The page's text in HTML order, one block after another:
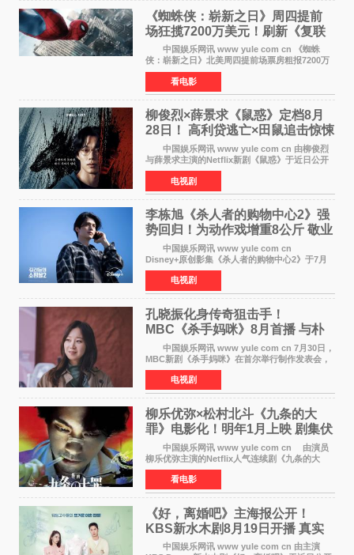
《蜘蛛侠：崭新之日》周四提前
场狂揽7200万美元！刷新《复联
4》保持影史纪录
中国娱乐网讯 www yule com cn 《蜘蛛
侠：崭新之日》北美周四提前场票房粗报7200万
美元，创下影史单片北美提前场票房新纪录——
此前该纪录由《复仇者联盟4：终局之战》的6000
万美元保持，本
看电影
柳俊烈×薛景求《鼠惑》定档8月
28日！ 高利贷逃亡×田鼠追击惊悚
来袭
中国娱乐网讯 www yule com cn 由柳俊烈
与薛景求主演的Netflix新剧《鼠惑》于近日公开
主海报，正式定档8月28日上线。 海报中，柳
俊烈与薛景求背对背站立，各自朝向相反方向，
幽暗的色调与
电视剧
李栋旭《杀人者的购物中心2》强
势回归！为动作戏增重8公斤 敬业
获赞
中国娱乐网讯 www yule com cn
Disney+原创影集《杀人者的购物中心2》于7月
22日正式上线，由男神李栋旭主演的郑进湾以2 0
完全体强势回归。该剧第一季曾被《纽约时报》
评选为全球最佳影集之一
电视剧
孔晓振化身传奇狙击手！
MBC《杀手妈咪》8月首播 与朴
恩斌展开收视对决
中国娱乐网讯 www yule com cn 7月30日，
MBC新剧《杀手妈咪》在首尔举行制作发表会，
主演孔晓振、郑准元、李相二、无真星、崔宇
成、李银泉等人一同出席，为新剧宣传造势。这
是孔晓振继《毛骨
电视剧
柳乐优弥×松村北斗《九条的大
罪》电影化！明年1月上映 剧集伏
笔将全面揭晓
中国娱乐网讯 www yule com cn 由演员
柳乐优弥主演的Netflix人气连续剧《九条的大
罪》正式宣布改编为电影，将于明年1月8日全国
上映。柳乐优弥与SixTONES松村北斗再度联
手，为观众带来这部
看电影
《好，离婚吧》主海报公开！
KBS新水木剧8月19日开播 真实
离婚体验记来袭
中国娱乐网讯 www yule com cn 由主演